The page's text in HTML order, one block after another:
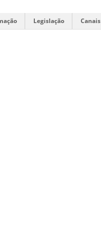
Legislação Canais